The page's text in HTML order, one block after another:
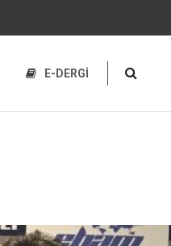
E-DERGİ